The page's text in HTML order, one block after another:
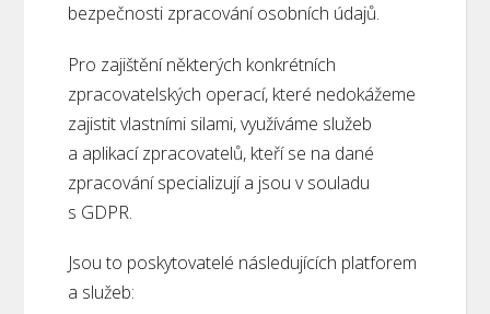
bezpečnosti zpracování osobních údajů.
Pro zajištění některých konkrétních
zpracovatelských operací, které nedokážeme
zajistit vlastními silami, využíváme služeb
a aplikací zpracovatelů, kteří se na dané
zpracování specializují a jsou v souladu
s GDPR.
Jsou to poskytovatelé následujících platforem
a služeb: